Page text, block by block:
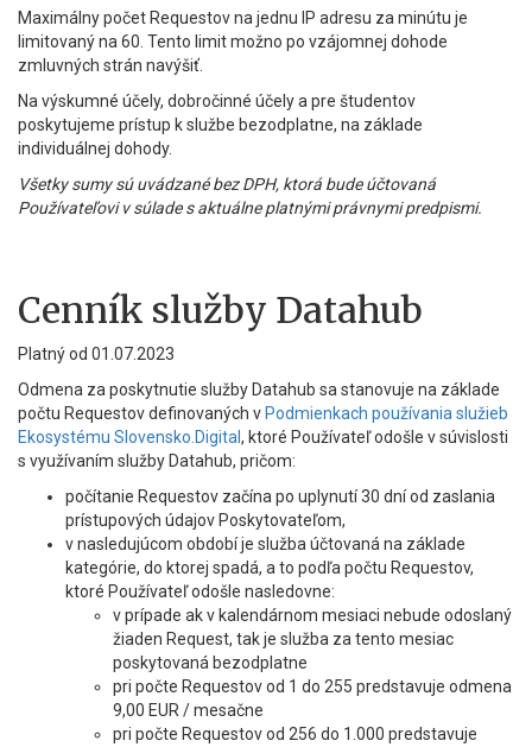
Maximálny počet Requestov na jednu IP adresu za minútu je
limitovaný na 60. Tento limit možno po vzájomnej dohode
zmluvných strán navýšiť.
Na výskumné účely, dobročinné účely a pre študentov
poskytujeme prístup k službe bezodplatne, na základe
individuálnej dohody.
Všetky sumy sú uvádzané bez DPH, ktorá bude účtovaná
Používateľovi v súlade s aktuálne platnými právnymi predpismi.
Cenník služby Datahub
Platný od 01.07.2023
Odmena za poskytnutie služby Datahub sa stanovuje na základe
počtu Requestov definovaných v Podmienkach používania služieb
Ekosystému Slovensko.Digital , ktoré Používateľ odošle v súvislosti
s využívaním služby Datahub, pričom:
počítanie Requestov začína po uplynutí 30 dní od zaslania
prístupových údajov Poskytovateľom,
v nasledujúcom období je služba účtovaná na základe
kategórie, do ktorej spadá, a to podľa počtu Requestov,
ktoré Používateľ odošle nasledovne:
v prípade ak v kalendárnom mesiaci nebude odoslaný
žiaden Request, tak je služba za tento mesiac
poskytovaná bezodplatne
pri počte Requestov od 1 do 255 predstavuje odmena
9,00 EUR / mesačne
pri počte Requestov od 256 do 1.000 predstavuje